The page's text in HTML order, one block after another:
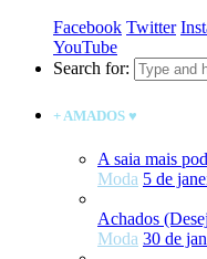
Facebook Twitter
YouTube
Search for:
+ AMADOS ♥
A saia mais
Moda 5 de
Achados
Moda 30 de